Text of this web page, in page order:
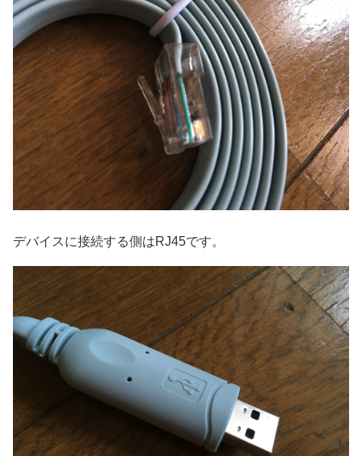
デバイスに接続する側はRJ45です。